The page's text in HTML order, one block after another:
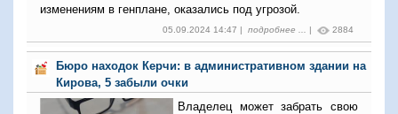
изменениям в генплане, оказались под угрозой.
05.09.2024 14:47 | подробнее ... | 2884
Бюро находок Керчи: в административном здании на
Кирова, 5 забыли очки
Владелец может забрать свою